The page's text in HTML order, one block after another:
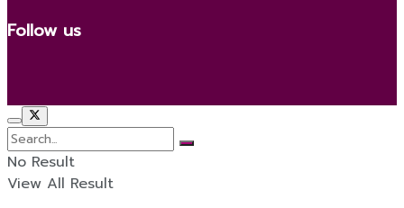
Follow us
No Result
View All Result